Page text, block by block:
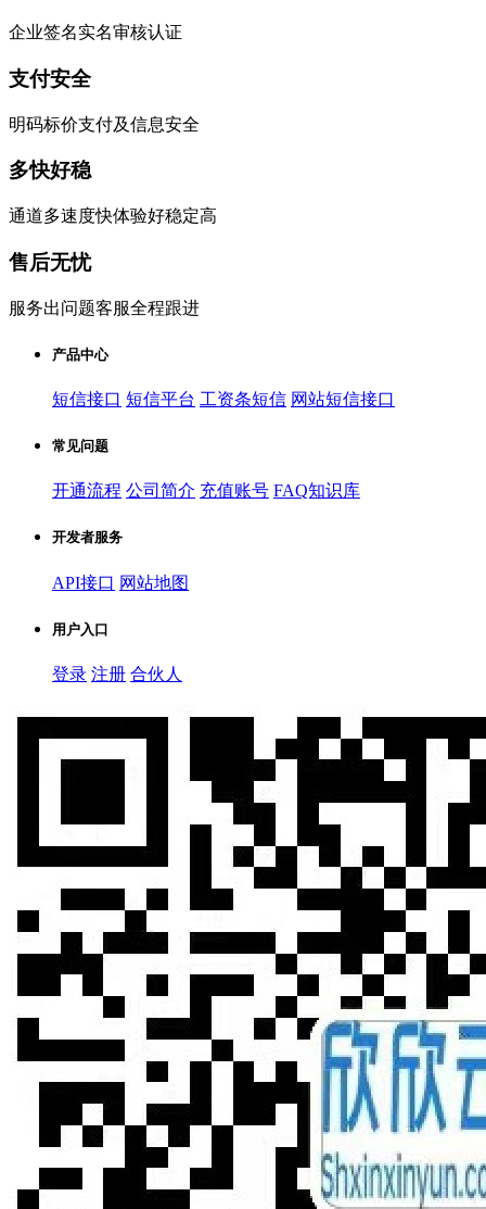
企业签名实名审核认证
支付安全
明码标价支付及信息安全
多快好稳
通道多速度快体验好稳定高
售后无忧
服务出问题客服全程跟进
产品中心
短信接口 短信平台 工资条短信 网站短信接口
常见问题
开通流程 公司简介 充值账号 FAQ知识库
开发者服务
API接口 网站地图
用户入口
登录 注册 合伙人